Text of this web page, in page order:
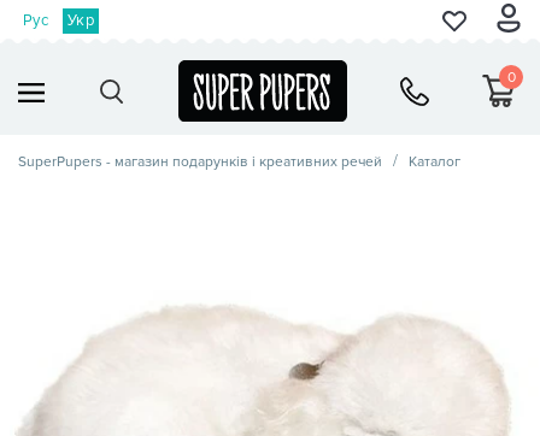
Рус Укр
0
SuperPupers - магазин подарунків і креативних речей Каталог